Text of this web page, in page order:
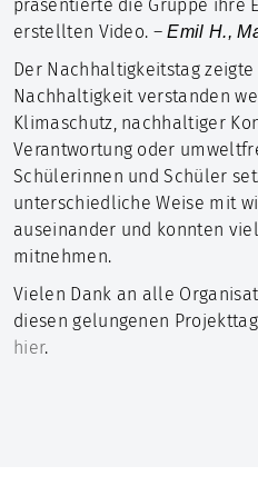
präsentierte die Gruppe ihre
erstellten Video. –Emil H.,
Der Nachhaltigkeitstag
Nachhaltigkeit verstanden
Klimaschutz, nachhaltiger
Verantwortung oder
Schülerinnen und Schüler
unterschiedliche Weise mit
auseinander und konnten
mitnehmen.
Vielen Dank an alle
diesen gelungenen
hier.